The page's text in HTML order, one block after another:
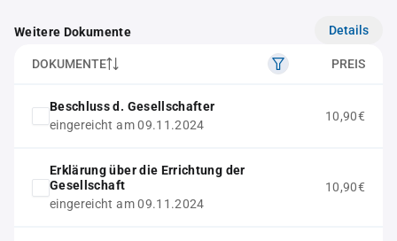
Weitere Dokumente Details
DOKUMENTE PREIS
Beschluss d. Gesellschafter
eingereicht am 09.11.2024
10,90€
Erklärung über die Errichtung der
Gesellschaft
eingereicht am 09.11.2024
10,90€